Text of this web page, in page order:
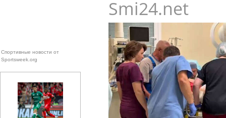
Smi24.net
Спортивные новости от
Sportsweek.org